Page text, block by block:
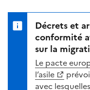
Décrets et
conformité
sur la
Le pacte européen sur la migration et
l’asile
avec